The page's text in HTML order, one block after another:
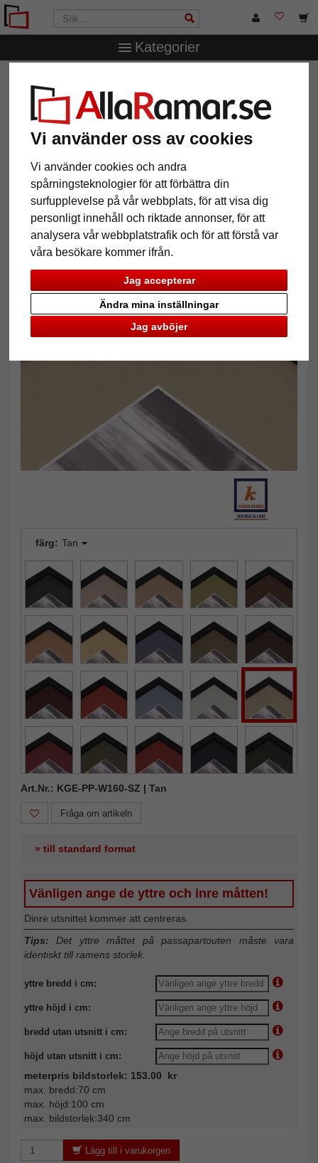
Vi använder oss av cookies
Vi använder cookies och andra
spårningsteknologier för att förbättra din
surfupplevelse på vår webbplats, för att visa dig
personligt innehåll och riktade annonser, för att
analysera vår webbplatstrafik och för att förstå var
våra besökare kommer ifrån.
Jag accepterar
Jag avböjer
Ändra mina inställningar
Kategorier
mm strukturpapper-passepartout efter mått
1,3 mm strukturpapper-
passepartout efter mått
Pictures Preview
Tillbaka
färg: Tan
Art.Nr.: KGE-PP-W160-SZ | Tan
Fråga om artikeln
» till standard format
Vänligen ange de yttre och inre måtten!
Dinre utsnittet kommer att centreras.
Tips: Det yttre måttet på passapartouten måste vara
identiskt till ramens storlek.
yttre bredd i cm:
yttre höjd i cm:
bredd utan utsnitt i cm:
höjd utan utsnitt i cm:
meterpris bildstorlek: 153.00 kr
max. bredd:70 cm
max. höjd:100 cm
max. bildstorlek:340 cm
Lägg till i varukorgen